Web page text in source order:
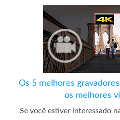
Os 5 melhores
os melhores
Se você estiver interessado